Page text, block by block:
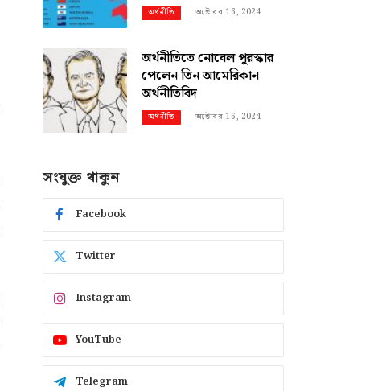
অর্থনীতি অক্টোবর 16, 2024
অর্থনীতিতে নোবেল পুরস্কার
পেলেন তিন আমেরিকান
অর্থনীতিবিদ
অর্থনীতি অক্টোবর 16, 2024
সংযুক্ত থাকুন
Facebook
Twitter
Instagram
YouTube
Telegram